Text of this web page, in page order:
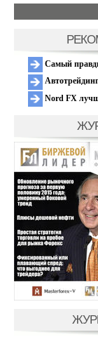
Самый
Nord FX